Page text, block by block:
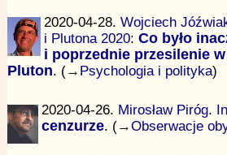
2020-04-28. Wojciech
i Plutona 2020: Co było
i poprzednie przesilenie
Pluton. (→ Psychologia i polityka)
2020-04-26. Mirosław Piróg.
cenzurze. (→Obserwacje